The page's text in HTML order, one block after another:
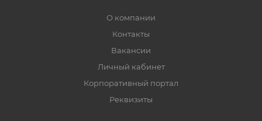
О компании
Контакты
Вакансии
Личный кабинет
Корпоративный портал
Реквизиты